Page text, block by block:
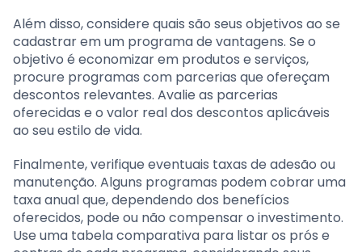
Além disso, considere quais são seus objetivos ao se
cadastrar em um programa de vantagens. Se o
objetivo é economizar em produtos e serviços,
procure programas com parcerias que ofereçam
descontos relevantes. Avalie as parcerias
oferecidas e o valor real dos descontos aplicáveis
ao seu estilo de vida.
Finalmente, verifique eventuais taxas de adesão ou
manutenção. Alguns programas podem cobrar uma
taxa anual que, dependendo dos benefícios
oferecidos, pode ou não compensar o investimento.
Use uma tabela comparativa para listar os prós e